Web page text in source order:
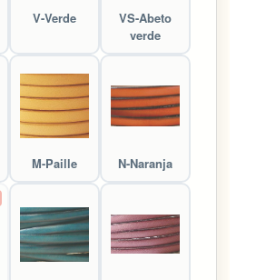
V-Verde
VS-Abeto
verde
M-Paille N-Naranja